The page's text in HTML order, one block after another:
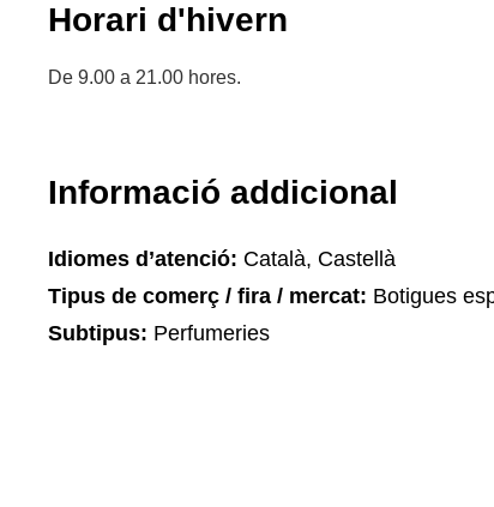
Horari d'hivern
De 9.00 a 21.00 hores.
Informació addicional
Idiomes d’atenció: Català, Castellà
Tipus de comerç / fira / mercat: Botigues
Subtipus: Perfumeries